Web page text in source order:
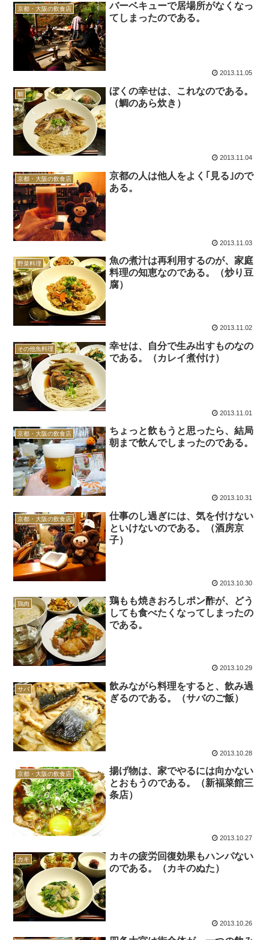
京都・大阪の飲食店
バーベキューで居場所がなくなっ
てしまったのである。
2013.11.05
鯛
ぼくの幸せは、これなのである。
（鯛のあら炊き）
2013.11.04
京都・大阪の飲食店
京都の人は他人をよく｢見る｣ので
ある。
2013.11.03
野菜料理
魚の煮汁は再利用するのが、家庭
料理の知恵なのである。（炒り豆
腐）
2013.11.02
その他魚料理
幸せは、自分で生み出すものなの
である。（カレイ煮付け）
2013.11.01
京都・大阪の飲食店
ちょっと飲もうと思ったら、結局
朝まで飲んでしまったのである。
2013.10.31
京都・大阪の飲食店
仕事のし過ぎには、気を付けない
といけないのである。（酒房京
子）
2013.10.30
鶏肉
鶏もも焼きおろしポン酢が、どう
しても食べたくなってしまったの
である。
2013.10.29
サバ
飲みながら料理をすると、飲み過
ぎるのである。（サバのご飯）
2013.10.28
京都・大阪の飲食店
揚げ物は、家でやるには向かない
とおもうのである。（新福菜館三
条店）
2013.10.27
カキ
カキの疲労回復効果もハンパない
のである。（カキのぬた）
2013.10.26